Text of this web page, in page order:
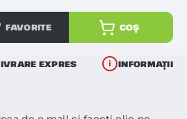
FAVORITE COȘ
EXPRES INFORMAȚII